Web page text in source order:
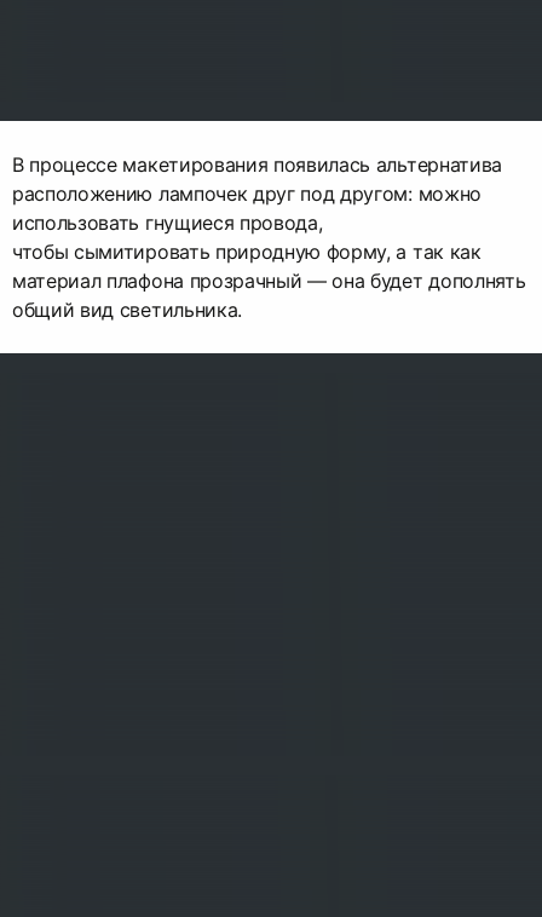
В процессе макетирования появилась альтернатива
расположению лампочек друг под другом: можно
использовать гнущиеся провода,
чтобы сымитировать природную форму, а так как
материал плафона прозрачный — она будет дополнять
общий вид светильника.